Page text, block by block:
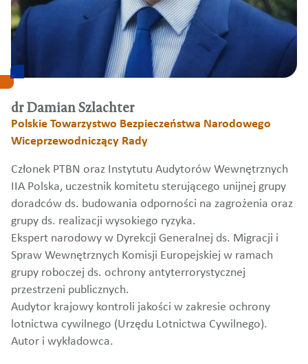
dr Damian Szlachter
Polskie Towarzystwo Bezpieczeństwa Narodowego
Wiceprzewodniczący Rady
Członek PTBN oraz Instytutu Audytorów Wewnętrznych
IIA Polska, uczestnik komitetu sterującego unijnej grupy
doradców ds. budowania odporności na zagrożenia oraz
grupy ds. realizacji wysokiego ryzyka.
Ekspert narodowy w Dyrekcji Generalnej ds. Migracji i
Spraw Wewnętrznych Komisji Europejskiej w ramach
grupy roboczej ds. ochrony antyterrorystycznej
przestrzeni publicznych.
Audytor krajowy kontroli jakości w zakresie ochrony
lotnictwa cywilnego (Urzędu Lotnictwa Cywilnego).
Autor i wykładowca.